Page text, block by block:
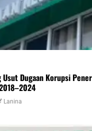
Usut Dugaan Korupsi
Lanina